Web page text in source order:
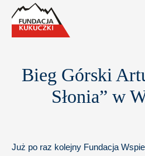
Bieg Górski
Słonia” w
Już po raz kolejny Fundacja